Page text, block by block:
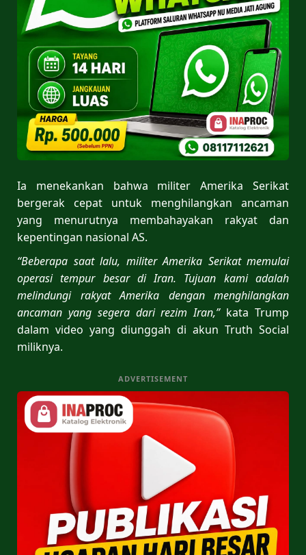
Ia menekankan bahwa militer Amerika Serikat
bergerak cepat untuk menghilangkan ancaman
yang menurutnya membahayakan rakyat dan
kepentingan nasional AS.
“Beberapa saat lalu, militer Amerika Serikat memulai
operasi tempur besar di Iran. Tujuan kami adalah
melindungi rakyat Amerika dengan menghilangkan
ancaman yang segera dari rezim Iran,”kata Trump
dalam video yang diunggah di akun Truth Social
miliknya.
ADVERTISEMENT